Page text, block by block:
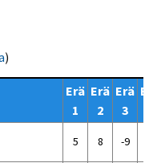
)
Erä
1
Erä
2
Erä
3
5 8 -9